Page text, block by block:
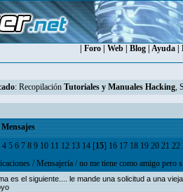
Foro Web Blog Ayuda
: Recopilación Tutoriales y Manuales Hacking,
4 5 6 7 8 9 10 11 12 13 14[15] 16 17 18 19 20 21 22
/Mensajería/no me tiene como amigo pero
es el siguiente.... le mande una solicitud a una